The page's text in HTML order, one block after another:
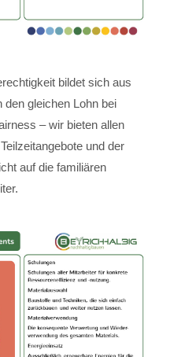
bildet sich aus
gleichen Lohn bei
– wir bieten allen
und der
auf die familiären